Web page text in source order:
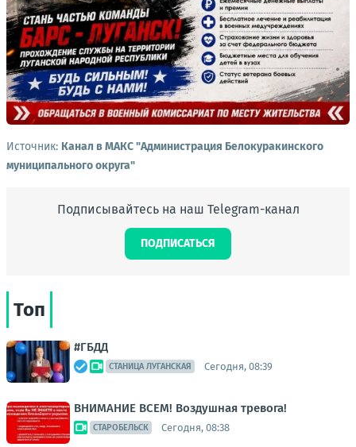
Источник: Канал в МАКС "Администрация Белокуракинского
муниципального округа"
Подписывайтесь на наш Telegram-канал
ПОДПИСАТЬСЯ
Топ
#ГБДД
СТАНИЦА ЛУГАНСКАЯ Сегодня, 08:39
ВНИМАНИЕ ВСЕМ! Воздушная тревога!
СТАРОБЕЛЬСК Сегодня, 08:38